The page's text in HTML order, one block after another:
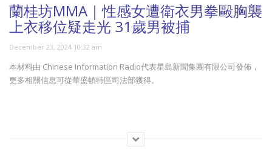
蘭桂坊MMA｜性感女遭衛衣男拳毆胸襲
上衣移位疑走光 31歲男被捕
December 23, 2024 10:32 am
本材料由 Chinese Information Radio代表星島新聞集團有限公司發佈，
更多相關信息可從華盛頓特區司法部獲得。
請加入成為會員, 支持良心正派傳媒。